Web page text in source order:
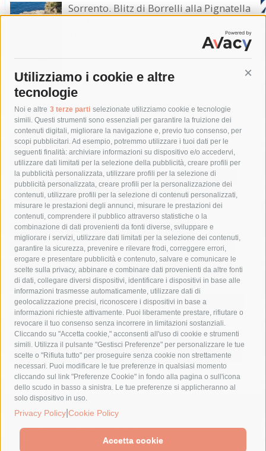
Utilizziamo i cookie e altre
tecnologie
Noi e altre 3 terze parti selezionate utilizziamo cookie e tecnologie
simili. Questi strumenti sono essenziali per garantire la fruizione dei
contenuti digitali, migliorare la navigazione e, previo tuo consenso, per
scopi pubblicitari. Ad esempio, potremmo utilizzare i tuoi dati per le
seguenti finalità: archiviare informazioni su dispositivo e/o accedervi,
utilizzare dati limitati per la selezione della pubblicità, creare profili per
la pubblicità personalizzata, utilizzare profili per la selezione di
pubblicità personalizzata, creare profili per la personalizzazione dei
contenuti, utilizzare profili per la selezione di contenuti personalizzati,
misurare le prestazioni degli annunci, misurare le prestazioni dei
contenuti, comprendere il pubblico attraverso statistiche o la
combinazione di dati provenienti da fonti diverse, sviluppare e
migliorare i servizi, utilizzare dati limitati per la selezione dei contenuti,
garantire la sicurezza, prevenire e rilevare frodi, correggere errori,
erogare e presentare pubblicità e contenuto, salvare e comunicare le
scelte sulla privacy, abbinare e combinare dati provenienti da altre fonti
di dati, collegare diversi dispositivi, identificare i dispositivi in base alle
informazioni trasmesse automaticamente, utilizzare dati di
geolocalizzazione precisi, riconoscere i dispositivi in base a
informazioni richieste attivamente. Puoi liberamente prestare, rifiutare o
revocare il tuo consenso senza incorrere in limitazioni sostanziali.
Cliccando su "Accetta cookie," acconsenti all'uso di cookie e strumenti
simili. Utilizza il pulsante "Gestisci Preferenze" per personalizzare le tue
scelte o "Rifiuta tutto" per proseguire senza cookie non strettamente
necessari. Puoi modificare le tue preferenze in qualsiasi momento
cliccando sul link "Preferenze Cookie" in fondo alla pagina o sull'icona
dello scudo in basso a sinistra. Le tue preferenze si applicheranno al
solo dispositivo in uso.
Privacy Policy Cookie Policy
Accetta cookie
Sorrento. Blitz di Borrelli alla Pignatella
– video –
Tag
acqua allerta meteo
anas
area marina protetta di punta campanella
arresto
Asl Napoli 3 sud
capitaneria di porto capri
carabinieri
castellammare di stabia
circumvesuviana
comune di sorrento
concerto
contagi
costiera amalfitana
covid-19 eav
elezioni
fondazione sorrento
gori guardia costiera
incidente
lavori
lorenzo balducelli mare
massa lubrense
massimo coppola
Meta napoli
ordinanza
penisola sorrentina
piano di sorrento
polizia municipale
protezione civile
Regione Campania
sant'agnello
sindaco cuomo
sorrento studenti temporali
treni
turismo
Vico Equense villa fiorentino vincenzo de luca
© 2015 SorrentoPress. All rights reserved.
Il giornale online della Penisola Sorrentina
Cookie Policy